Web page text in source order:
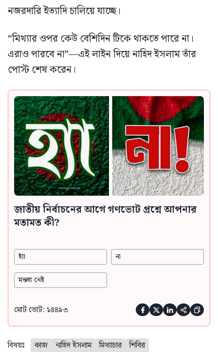
নজরদারি ইত্যাদি চালিয়ে যাচ্ছে।
“মিথ্যার ওপর কেউ বেশিদিন টিকে থাকতে পারে না।
এরাও পারবে না”—এই লাইন দিয়ে নাহিদ ইসলাম তাঁর
পোস্ট শেষ করেন।
জাতীয় নির্বাচনের আগে গণভোট প্রশ্নে আপনার
মতামত কী?
হ্যাঁ না
মন্তব্য নেই
মোট ভোট: ১৪৪৯৩     
বিষয়ঃ কাজ নাহিদ ইসলাম মিথ্যাচার শিবির